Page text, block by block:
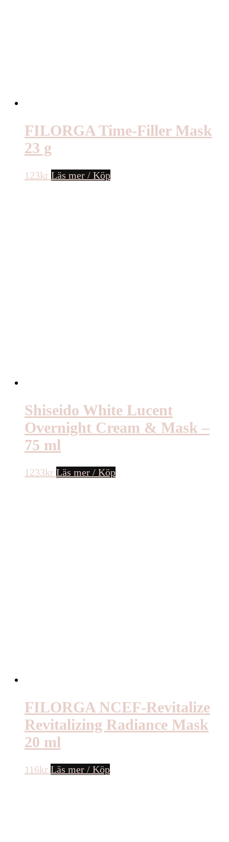
FILORGA Time-Filler Mask
23 g
123kr Läs mer / Köp
Shiseido White Lucent
Overnight Cream & Mask –
75 ml
1233kr Läs mer / Köp
FILORGA NCEF-Revitalize
Revitalizing Radiance Mask
20 ml
116kr Läs mer / Köp